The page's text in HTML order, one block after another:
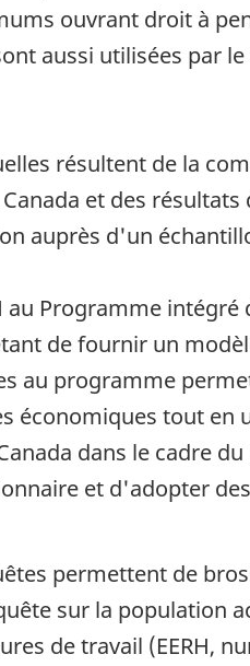
ouvrant droit à
aussi utilisées par
résultent de la
et des
auprès d'un
Programme intégré
de fournir un
au programme
économiques tout en
dans le cadre
et d'adopter
permettent de
sur la population
de travail (EERH,